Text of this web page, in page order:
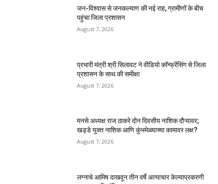
जन-विश्वास से जनकल्याण की नई राह, ग्रामीणों के बीच
पहुंचा जिला प्रशासन
August 7, 2026
प्रभारी मंत्री श्री सिलावट ने वीडियो कॉन्फ्रेंसिंग से जिला
प्रशासन के साथ की समीक्षा
August 7, 2026
मनसे अध्यक्ष राज ठाकरे दोन दिवसीय नाशिक दौऱ्यावर;
खड्डे युक्त नाशिक आणि कुंभमेळ्याच्या कामावर लक्ष?
August 7, 2026
लग्नाचे आमिष दाखवून तीन वर्षे अत्याचार केल्याप्रकरणी